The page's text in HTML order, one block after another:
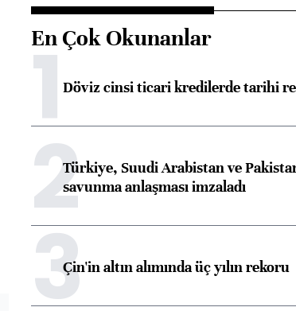
En Çok Okunanlar
1Döviz cinsi ticari kredilerde tarihi
2Türkiye, Suudi Arabistan ve
savunma anlaşması imzaladı
3Çin'in altın alımında üç yılın rekoru